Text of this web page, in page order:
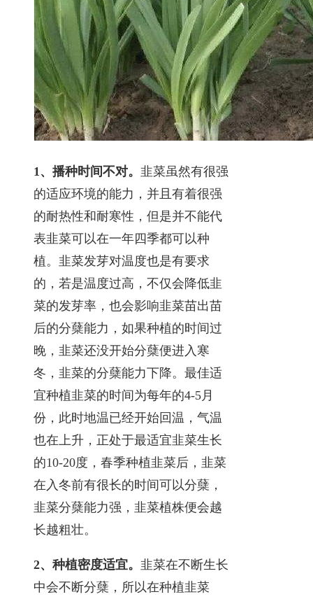
1、播种时间不对。 韭菜虽然有很强
的适应环境的能力，并且有着很强
的耐热性和耐寒性，但是并不能代
表韭菜可以在一年四季都可以种
植。韭菜发芽对温度也是有要求
的，若是温度过高，不仅会降低韭
菜的发芽率，也会影响韭菜苗出苗
后的分蘖能力，如果种植的时间过
晚，韭菜还没开始分蘖便进入寒
冬，韭菜的分蘖能力下降。最佳适
宜种植韭菜的时间为每年的4-5月
份，此时地温已经开始回温，气温
也在上升，正处于最适宜韭菜生长
的10-20度，春季种植韭菜后，韭菜
在入冬前有很长的时间可以分蘖，
韭菜分蘖能力强，韭菜植株便会越
长越粗壮。
2、种植密度适宜。 韭菜在不断生长
中会不断分蘖，所以在种植韭菜